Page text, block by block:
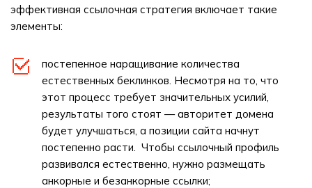
эффективная ссылочная стратегия включает такие
элементы:
постепенное наращивание количества
естественных беклинков. Несмотря на то, что
этот процесс требует значительных усилий,
результаты того стоят — авторитет домена
будет улучшаться, а позиции сайта начнут
постепенно расти. Чтобы ссылочный профиль
развивался естественно, нужно размещать
анкорные и безанкорные ссылки;